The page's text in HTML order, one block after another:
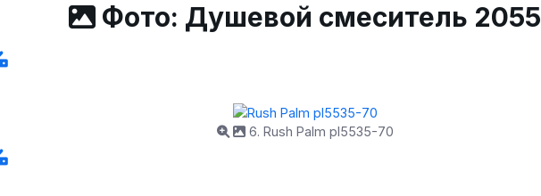
Фото: Душевой смеситель 2055
6. Rush Palm pl5535-70